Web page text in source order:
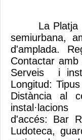
La Platja
semiurbana,
d'amplada.
Contactar
Serveis i
Longitud:
Distància al
instal·lacions
d'accés: Bar
Ludoteca,